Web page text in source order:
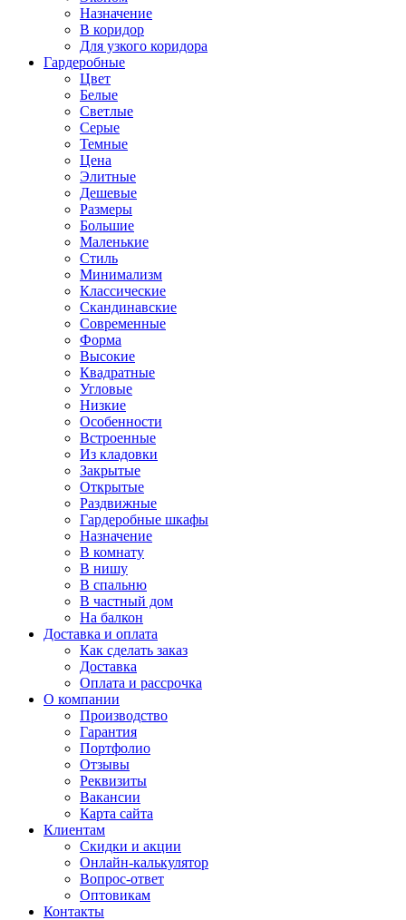
Назначение
В коридор
Для узкого коридора
Гардеробные
Цвет
Белые
Светлые
Серые
Темные
Цена
Элитные
Дешевые
Размеры
Большие
Маленькие
Стиль
Минимализм
Классические
Скандинавские
Современные
Форма
Высокие
Квадратные
Угловые
Низкие
Особенности
Встроенные
Из кладовки
Закрытые
Открытые
Раздвижные
Гардеробные шкафы
Назначение
В комнату
В нишу
В спальню
В частный дом
На балкон
Доставка и оплата
Как сделать заказ
Доставка
Оплата и рассрочка
О компании
Производство
Гарантия
Портфолио
Отзывы
Реквизиты
Вакансии
Карта сайта
Клиентам
Скидки и акции
Онлайн-калькулятор
Вопрос-ответ
Оптовикам
Контакты